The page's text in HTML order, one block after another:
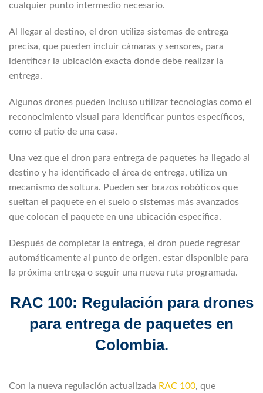
cualquier punto intermedio necesario.
Al llegar al destino, el dron utiliza sistemas de entrega
precisa, que pueden incluir cámaras y sensores, para
identificar la ubicación exacta donde debe realizar la
entrega.
Algunos drones pueden incluso utilizar tecnologías como el
reconocimiento visual para identificar puntos específicos,
como el patio de una casa.
Una vez que el dron para entrega de paquetes ha llegado al
destino y ha identificado el área de entrega, utiliza un
mecanismo de soltura. Pueden ser brazos robóticos que
sueltan el paquete en el suelo o sistemas más avanzados
que colocan el paquete en una ubicación específica.
Después de completar la entrega, el dron puede regresar
automáticamente al punto de origen, estar disponible para
la próxima entrega o seguir una nueva ruta programada.
RAC 100: Regulación para drones
para entrega de paquetes en
Colombia.
Con la nueva regulación actualizada RAC 100, que